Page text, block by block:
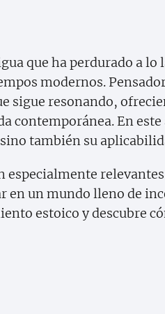
que ha perdurado a lo
modernos.
sigue resonando,
contemporánea. En
también su
especialmente
en un mundo lleno de
estoico y descubre